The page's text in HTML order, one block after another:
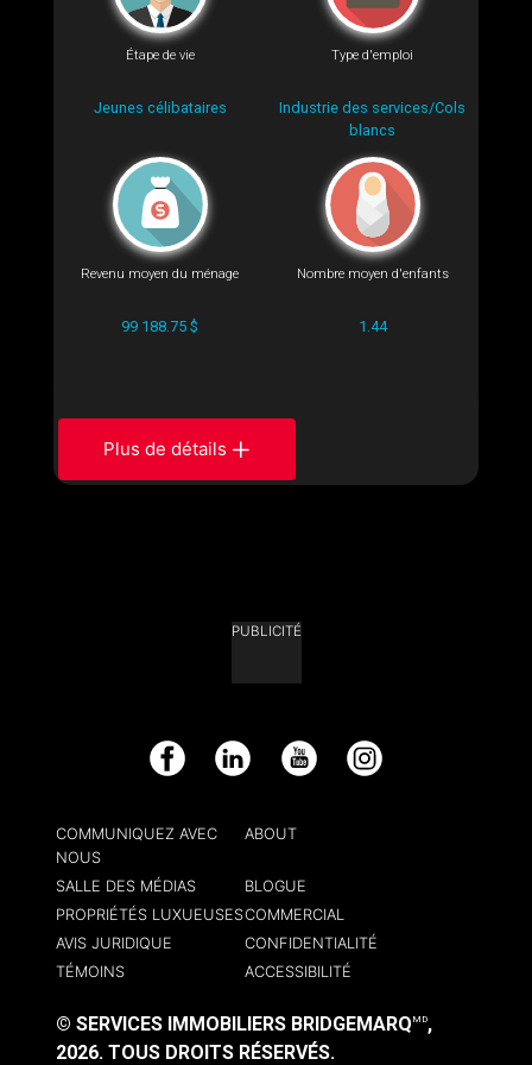
Étape de vie
Jeunes célibataires
Type d'emploi
Industrie des services/Cols
blancs
Revenu moyen du ménage
99 188.75 $
Nombre moyen d'enfants
1.44
Plus de détails
PUBLICITÉ
Facebook LinkedIn YouTube Instagram
COMMUNIQUEZ AVEC
NOUS
ABOUT
SALLE DES MÉDIAS
BLOGUE
PROPRIÉTÉS LUXUEUSESCOMMERCIAL
AVIS JURIDIQUE
CONFIDENTIALITÉ
TÉMOINS
ACCESSIBILITÉ
© SERVICES IMMOBILIERS BRIDGEMARQ MD,
2026. TOUS DROITS RÉSERVÉS.